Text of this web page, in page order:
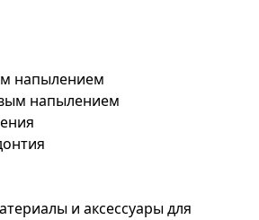
напылением
напылением
и аксессуары для